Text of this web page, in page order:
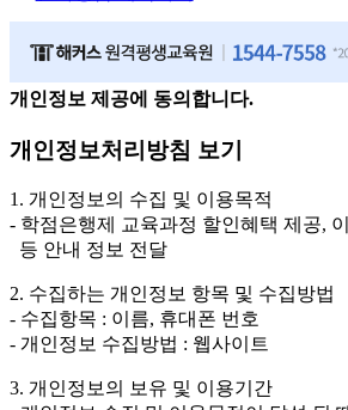
(해커스교육그룹: 해커스인강, 해커스프랩,
원, 해커스경찰, 해커스소방, 해커스공인중개
사, 해커스편입 등)
2. 개인정보 수집·이용 항목: 이름, 휴대폰번호
3. 개인정보 보유/이용 기간: 법령상 정
하고는 회원탈퇴 시까지 이용 및 보관
이거나 상담 시로부터 3년 이내 탈퇴하
비자 불만 또는 분쟁처리를 위해 3년간
4. 신청자는 개인정보 수집·이용을 거부할 수
경우에는 상담 신청이 제한됩니다.
개인정보 제공에 동의합니다.
개인정보처리방침 보기
1. 개인정보의 수집 및 이용목적
- 학점은행제 교육과정 할인혜택 제공,
등 안내 정보 전달
2. 수집하는 개인정보 항목 및 수집방법
- 수집항목 : 이름, 휴대폰 번호
- 개인정보 수집방법 : 웹사이트
3. 개인정보의 보유 및 이용기간